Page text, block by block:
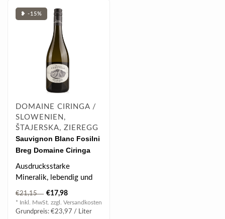
❥ -15%
DOMAINE CIRINGA /
SLOWENIEN,
ŠTAJERSKA, ZIEREGG
Sauvignon Blanc Fosilni
Breg Domaine Ciringa
2023 0.75 l
Ausdrucksstarke
Mineralik, lebendig und
würzig. Im Geschmack
sehr klar mit fein..
€21,15 €17,98
* Inkl. MwSt. zzgl. Versandkosten
Grundpreis: €23,97 / Liter